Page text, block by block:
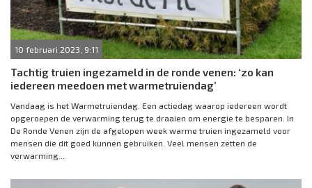
10 februari 2023, 9:11
Tachtig truien ingezameld in de ronde venen: ‘zo kan
iedereen meedoen met warmetruiendag’
Vandaag is het Warmetruiendag. Een actiedag waarop iedereen wordt
opgeroepen de verwarming terug te draaien om energie te besparen. In
De Ronde Venen zijn de afgelopen week warme truien ingezameld voor
mensen die dit goed kunnen gebruiken. Veel mensen zetten de
verwarming...